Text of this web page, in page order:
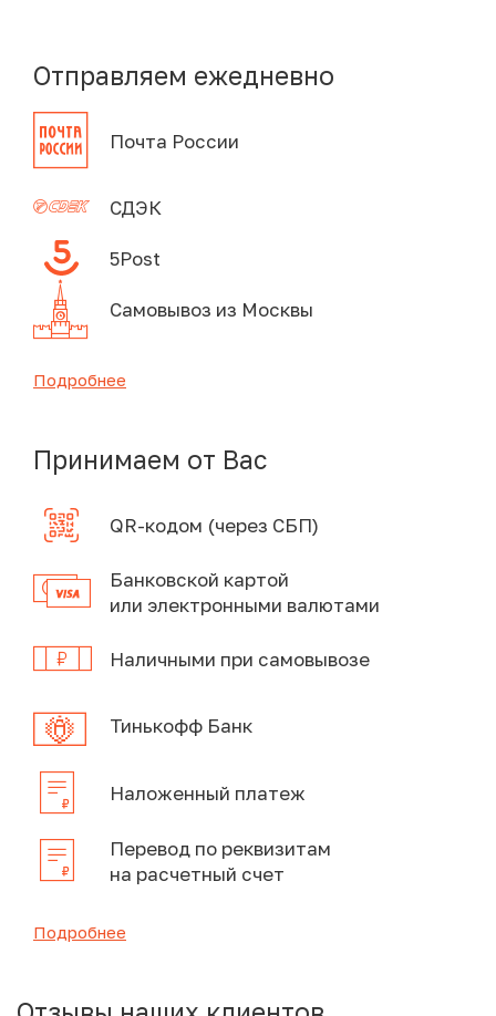
Отправляем ежедневно
Почта России
СДЭК
5Post
Самовывоз из Москвы
Подробнее
Принимаем от Вас
QR-кодом (через СБП)
Банковской картой
или электронными валютами
Наличными при самовывозе
Тинькофф Банк
Наложенный платеж
Перевод по реквизитам
на расчетный счет
Подробнее